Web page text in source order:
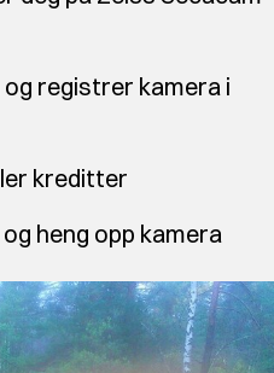
og registrer kamera i
kreditter
heng opp kamera